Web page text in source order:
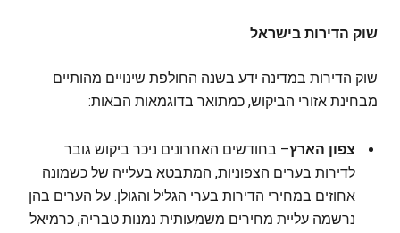
שוק הדירות בישראל
שוק הדירות במדינה ידע בשנה החולפת שינויים מהותיים
מבחינת אזורי הביקוש, כמתואר בדוגמאות הבאות:
צפון הארץ– בחודשים האחרונים ניכר ביקוש גובר
לדירות בערים הצפוניות, המתבטא בעלייה של כשמונה
אחוזים במחירי הדירות בערי הגליל והגולן. על הערים בהן
נרשמה עליית מחירים משמעותית נמנות טבריה, כרמיאל